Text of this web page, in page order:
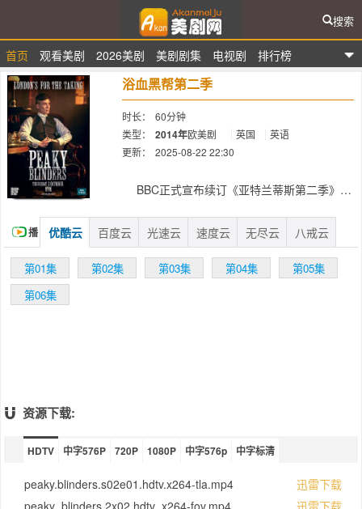
爱看美剧网
首页 观看美剧 2026美剧 美剧剧集 电视剧 排行榜
搜索
浴血黑帮第二季
时长：
60分钟
类型：
2014年欧美剧 英国
英语
更新：
2025-08-22 22:30
BBC正式宣布续订《亚特兰蒂斯第二季》
血黑帮第二季》（Peaky Blinders），集数为6
集。
播 优酷云 百度云 光速云 速度云 无尽云 八戒云
第01集 第02集 第03集 第04集
第05集
第06集
资源下载:
HDTV 中字576P 720P 1080P 中字576p 中字标清
peaky.blinders.s02e01.hdtv.x264-tla.mp4
迅雷下载
peaky_blinders.2x02.hdtv_x264-fov.mp4
迅雷下载